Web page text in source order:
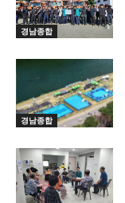
경남종합
경남종합